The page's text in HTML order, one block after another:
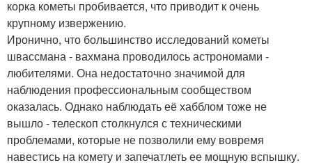
корка кометы пробивается, что приводит к очень
крупному извержению.
Иронично, что большинство исследований кометы
швассмана - вахмана проводилось астрономами -
любителями. Она недостаточно значимой для
наблюдения профессиональным сообществом
оказалась. Однако наблюдать её хабблом тоже не
вышло - телескоп столкнулся с техническими
проблемами, которые не позволили ему вовремя
навестись на комету и запечатлеть ее мощную вспышку.